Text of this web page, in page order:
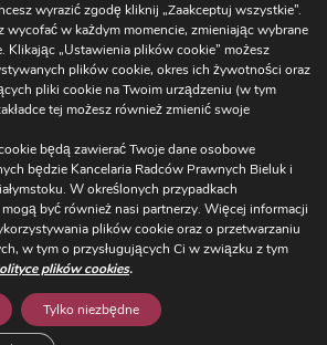
Szukaj
RODO /
Ustawienia
Cookies
lok. 3, 15-063 Białystok,
/ oddział w Warszawie: ul.
wyrazić zgodę kliknij „Zaakceptuj wszystkie”.
wycofać w każdym momencie, zmieniając wybrane
Klikając „Ustawienia plików cookie” możesz
plików cookie, okres ich żywotności oraz
pliki cookie na Twoim urządzeniu (w tym
tej możesz również zmienić swoje
będą zawierać Twoje dane osobowe
będzie Kancelaria Radców Prawnych Bieluk i
W określonych przypadkach
być również nasi partnerzy. Więcej informacji
plików cookie oraz o przetwarzaniu
w tym o przysługujących Ci w związku z tym
plików cookies.
Tylko niezbędne